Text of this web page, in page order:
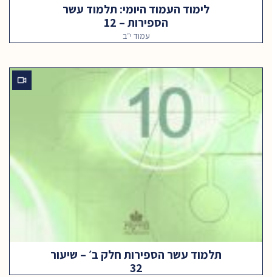
לימוד העמוד היומי: תלמוד עשר
הספירות – 12
עמוד י״ב
תלמוד עשר הספירות חלק ב׳ – שיעור
32